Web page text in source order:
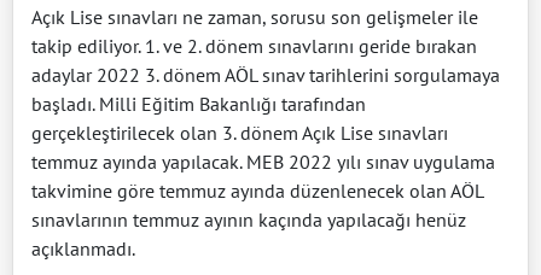
Açık Lise sınavları ne zaman, sorusu son gelişmeler ile
takip ediliyor. 1. ve 2. dönem sınavlarını geride bırakan
adaylar 2022 3. dönem AÖL sınav tarihlerini sorgulamaya
başladı. Milli Eğitim Bakanlığı tarafından
gerçekleştirilecek olan 3. dönem Açık Lise sınavları
temmuz ayında yapılacak. MEB 2022 yılı sınav uygulama
takvimine göre temmuz ayında düzenlenecek olan AÖL
sınavlarının temmuz ayının kaçında yapılacağı henüz
açıklanmadı.